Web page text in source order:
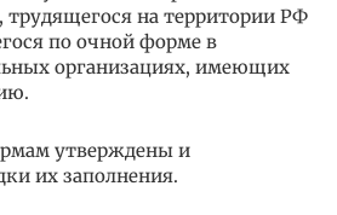
трудящегося на территории РФ
по очной форме в
организациях, имеющих
утверждены и
их заполнения.